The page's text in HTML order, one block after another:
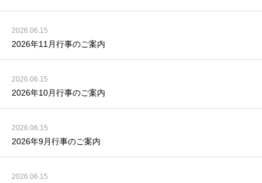
2026.06.15
2026年11月行事のご案内
2026.06.15
2026年10月行事のご案内
2026.06.15
2026年9月行事のご案内
2026.06.15